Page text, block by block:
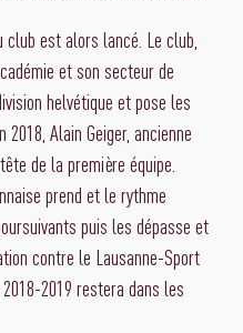
est alors lancé. Le club,
et son secteur de
helvétique et pose les
Alain Geiger, ancienne
de la première équipe.
prend et le rythme
puis les dépasse et
contre le Lausanne-Sport
2019 restera dans les